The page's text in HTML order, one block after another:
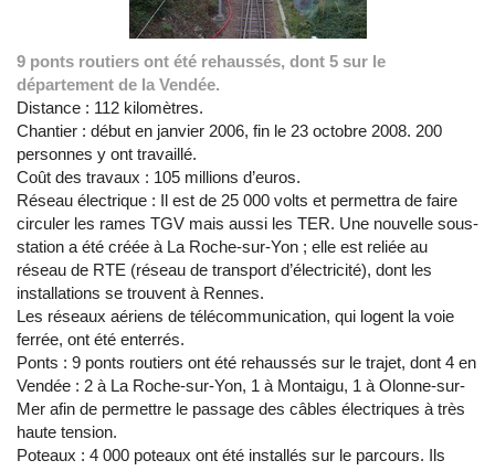
9 ponts routiers ont été rehaussés, dont 5 sur le
département de la Vendée.
Distance : 112 kilomètres.
Chantier : début en janvier 2006, fin le 23 octobre 2008. 200
personnes y ont travaillé.
Coût des travaux : 105 millions d’euros.
Réseau électrique : Il est de 25 000 volts et permettra de faire
circuler les rames TGV mais aussi les TER. Une nouvelle sous-
station a été créée à La Roche-sur-Yon ; elle est reliée au
réseau de RTE (réseau de transport d’électricité), dont les
installations se trouvent à Rennes.
Les réseaux aériens de télécommunication, qui logent la voie
ferrée, ont été enterrés.
Ponts : 9 ponts routiers ont été rehaussés sur le trajet, dont 4 en
Vendée : 2 à La Roche-sur-Yon, 1 à Montaigu, 1 à Olonne-sur-
Mer afin de permettre le passage des câbles électriques à très
haute tension.
Poteaux : 4 000 poteaux ont été installés sur le parcours. Ils